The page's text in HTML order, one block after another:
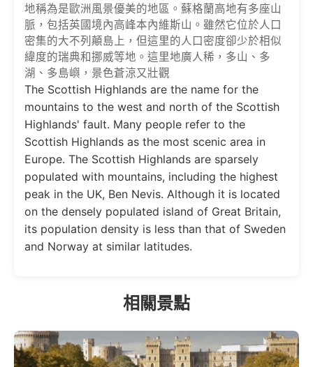
地稱為是歐洲風景優美的地區。蘇格蘭高地有多座山
脈，包括英國境內高峰本內維斯山。雖然它位於人口
密集的大不列顛島上，但這里的人口密度卻少於相似
緯度的瑞典和挪威等地。這里地廣人稀，多山、多
湖、多島嶼，景色蒼涼又壯觀
The Scottish Highlands are the name for the
mountains to the west and north of the Scottish
Highlands' fault. Many people refer to the
Scottish Highlands as the most scenic area in
Europe. The Scottish Highlands are sparsely
populated with mountains, including the highest
peak in the UK, Ben Nevis. Although it is located
on the densely populated island of Great Britain,
its population density is less than that of Sweden
and Norway at similar latitudes.
相關景點